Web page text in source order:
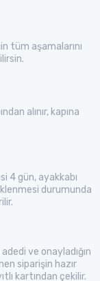
tüm aşamalarını
alınır, kapına
4 gün, ayakkabı
durumunda
ve onayladığın
siparişin hazır
kartından çekilir.